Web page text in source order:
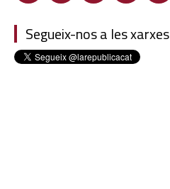
Segueix-nos a les xarxes